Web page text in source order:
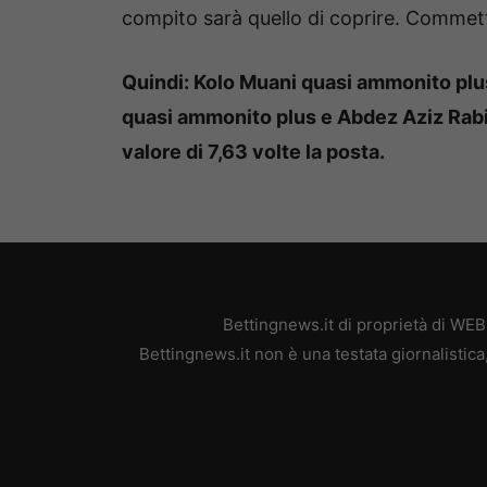
compito sarà quello di coprire.
Quindi: Kolo Muani quasi ammonito
quasi ammonito plus e Abdez Aziz
valore di 7,63 volte la posta.
Bettingnews.it di proprietà di
Bettingnews.it non è una testata